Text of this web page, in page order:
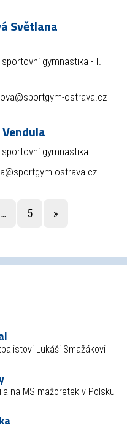
Světlana
sportovní gymnastika - I.
ostrava.cz
sportovní gymnastika
ostrava.cz
… 5 »
Lukáši Smažákovi
na MS mažoretek v Polsku